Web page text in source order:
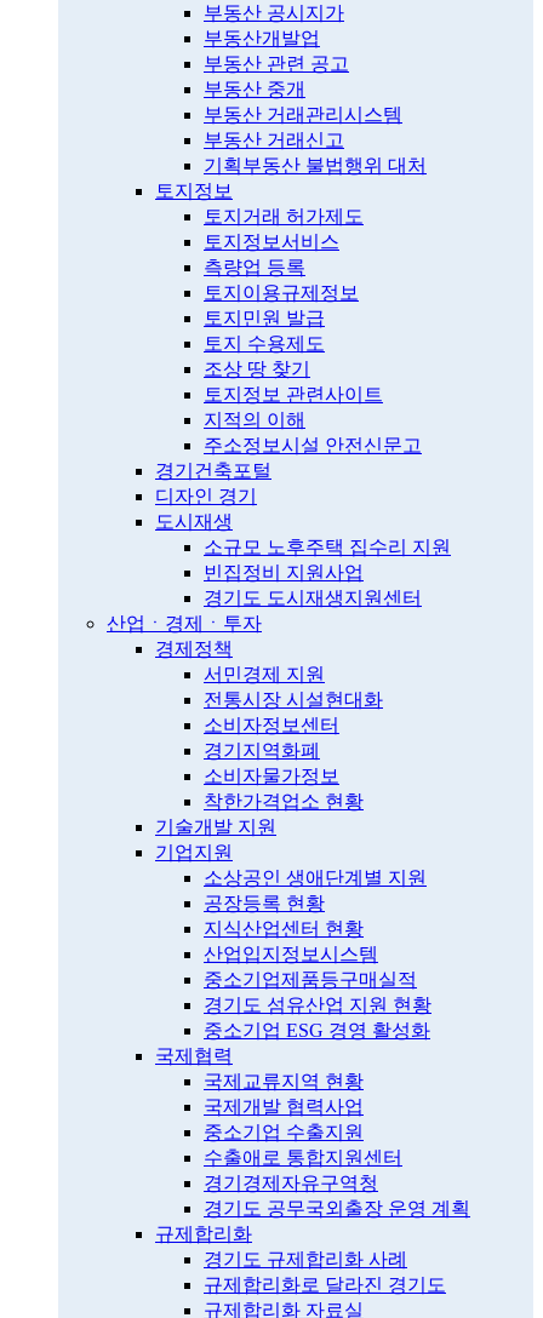
부동산 공시지가
부동산개발업
부동산 관련 공고
부동산 중개
부동산 거래관리시스템
부동산 거래신고
기획부동산 불법행위 대처
토지정보
토지거래 허가제도
토지정보서비스
측량업 등록
토지이용규제정보
토지민원 발급
토지 수용제도
조상 땅 찾기
토지정보 관련사이트
지적의 이해
주소정보시설 안전신문고
경기건축포털
디자인 경기
도시재생
소규모 노후주택 집수리 지원
빈집정비 지원사업
경기도 도시재생지원센터
산업ㆍ경제ㆍ투자
경제정책
서민경제 지원
전통시장 시설현대화
소비자정보센터
경기지역화폐
소비자물가정보
착한가격업소 현황
기술개발 지원
기업지원
소상공인 생애단계별 지원
공장등록 현황
지식산업센터 현황
산업입지정보시스템
중소기업제품등구매실적
경기도 섬유산업 지원 현황
중소기업 ESG 경영 활성화
국제협력
국제교류지역 현황
국제개발 협력사업
중소기업 수출지원
수출애로 통합지원센터
경기경제자유구역청
경기도 공무국외출장 운영 계획
규제합리화
경기도 규제합리화 사례
규제합리화로 달라진 경기도
규제합리화 자료실